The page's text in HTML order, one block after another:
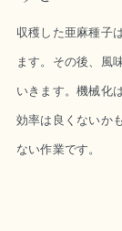
収穫した亜麻種子
ます。その後、風
いきます。機械化
効率は良くないか
ない作業です。